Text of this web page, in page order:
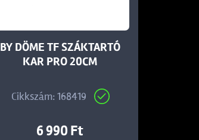
BY DÖME TF SZÁKTARTÓ
KAR PRO 20CM
Cikkszám: 168419
6 990 Ft